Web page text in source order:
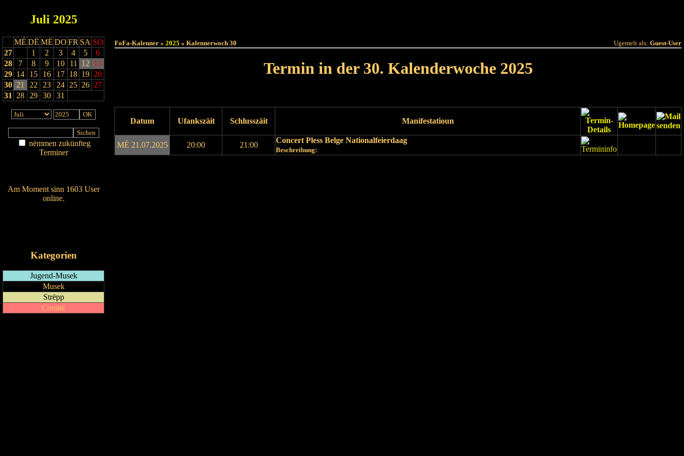
Juli 2025
MÉ DË MË DO FR SA SO
27
1 2 3 4 5
6
28
7 8 9 10 11 12 13
29 14 15 16 17 18 19 20
30 21 22 23 24 25 26 27
31
28 29 30 31
nëmmen zukünfteg
Terminer
Am Moment sinn 1603 User
online.
Kategorien
Jugend-Musek
Musek
Strëpp
Comité
FoFa-Kalenner » 2025 » Kalennerwoch 30 Ugemelt als: Guest-User
Termin in der 30. Kalenderwoche 2025
Datum Ufankszäit Schlusszäit Manifestatioun
MÉ 21.07.2025 20:00 21:00
Concert Pless Belge Nationalfeierdaag
Beschreibung: